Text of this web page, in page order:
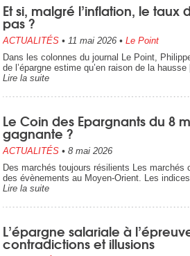
Et si, malgré l’inflation, le taux
pas ?
ACTUALITÉS • 11 mai 2026• Le Point
Dans les colonnes du journal Le Point,
de l’épargne estime qu’en raison de la
Lire la suite
Le Coin des Epargnants du 8
gagnante ?
ACTUALITÉS • 8 mai 2026
Des marchés toujours résilients Les marchés
des évènements au Moyen-Orient. Les
Lire la suite
L’épargne salariale à
contradictions et illusions